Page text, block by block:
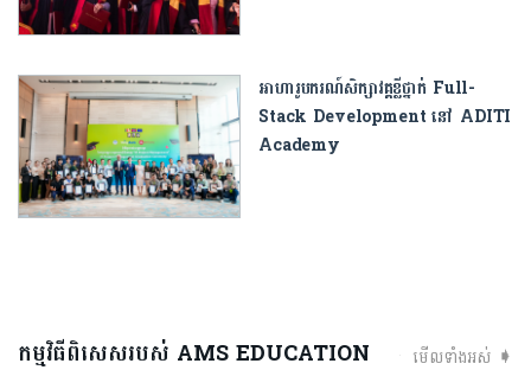
អាហារូបករណ៍សិក្សាវគ្គខ្លីថ្នាក់ Full-
Stack Development នៅ ADITI
Academy
កម្មវិធីពិសេសរបស់ AMS EDUCATION មើលទាំងអស់ ➧